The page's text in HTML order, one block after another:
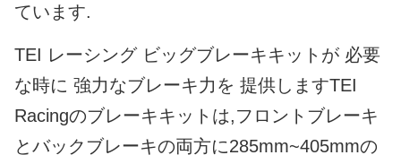
ています.
TEI レーシング ビッグブレーキキットが 必要
な時に 強力なブレーキ力を 提供しますTEI
Racingのブレーキキットは,フロントブレーキ
とバックブレーキの両方に285mm~405mmの